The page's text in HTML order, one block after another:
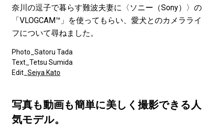
奈川の逗子で暮らす難波夫妻に〈ソニー（Sony）〉の
「VLOGCAM™」を使ってもらい、愛犬とのカメラライ
フについて尋ねました。
Photo_Satoru Tada
Text_Tetsu Sumida
Edit_ Seiya Kato
写真も動画も簡単に美しく撮影できる人
気モデル。